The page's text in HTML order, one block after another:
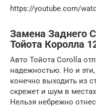
https://youtube.com/
Замена Заднего
Тойота Королла
Авто Тойота Corolla
надежностью. Но и
конечно выходить из
скрежет и шум в
Нельзя небрежно